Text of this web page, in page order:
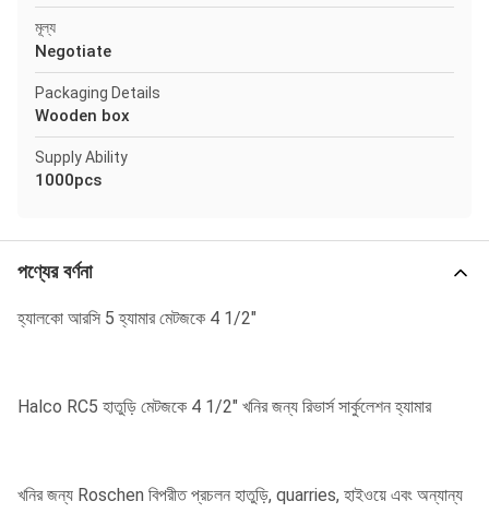
মূল্য
Negotiate
Packaging Details
Wooden box
Supply Ability
1000pcs
পণ্যের বর্ণনা
হ্যালকো আরসি 5 হ্যামার মেটজকে 4 1/2"
Halco RC5 হাতুড়ি মেটজকে 4 1/2" খনির জন্য রিভার্স সার্কুলেশন হ্যামার
খনির জন্য Roschen বিপরীত প্রচলন হাতুড়ি, quarries, হাইওয়ে এবং অন্যান্য